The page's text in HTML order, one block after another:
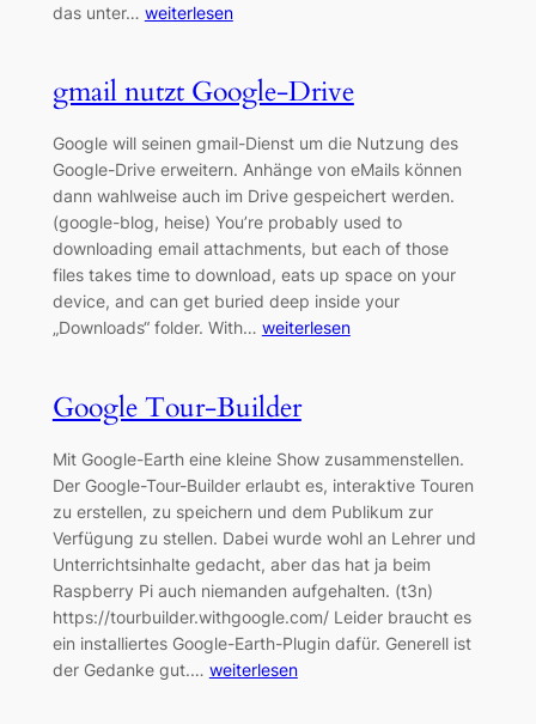
das unter… weiterlesen
gmail nutzt Google-Drive
Google will seinen gmail-Dienst um die Nutzung des
Google-Drive erweitern. Anhänge von eMails können
dann wahlweise auch im Drive gespeichert werden.
(google-blog, heise) You’re probably used to
downloading email attachments, but each of those
files takes time to download, eats up space on your
device, and can get buried deep inside your
„Downloads“ folder. With… weiterlesen
Google Tour-Builder
Mit Google-Earth eine kleine Show zusammenstellen.
Der Google-Tour-Builder erlaubt es, interaktive Touren
zu erstellen, zu speichern und dem Publikum zur
Verfügung zu stellen. Dabei wurde wohl an Lehrer und
Unterrichtsinhalte gedacht, aber das hat ja beim
Raspberry Pi auch niemanden aufgehalten. (t3n)
https://tourbuilder.withgoogle.com/ Leider braucht es
ein installiertes Google-Earth-Plugin dafür. Generell ist
der Gedanke gut.… weiterlesen